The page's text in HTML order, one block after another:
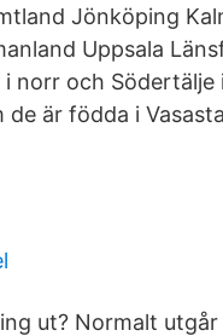
Jönköping
Uppsala
norr och
är födda i
ut? Normalt